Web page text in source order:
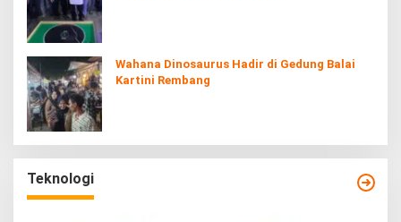
Wahana Dinosaurus Hadir di Gedung Balai
Kartini Rembang
Teknologi